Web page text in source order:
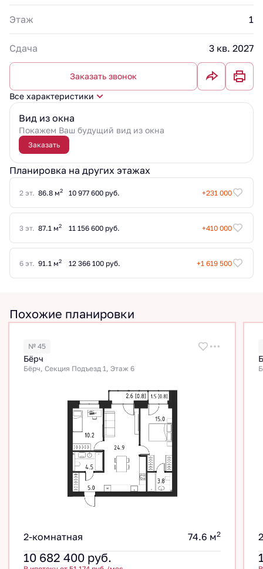
Этаж 1
Сдача 3 кв. 2027
Заказать звонок
Все характеристики
Вид из окна
Покажем Ваш будущий вид из окна
Заказать
Планировка на других этажах
2 эт. 86.8 м2 10 977 600 руб. +231 000
3 эт. 87.1 м2 11 156 600 руб. +410 000
6 эт. 91.1 м2 12 366 100 руб. +1 619 500
Похожие планировки
№ 45
Бёрч
Бёрч, Секция Подъезд 1, Этаж 6
2-комнатная 74.6 м2
10 682 400 руб.